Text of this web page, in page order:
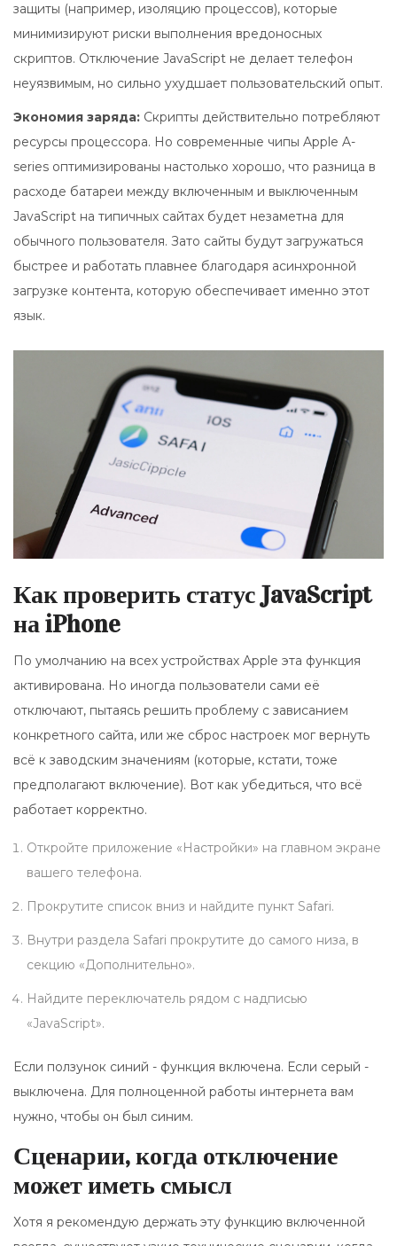
защиты (например, изоляцию процессов), которые
минимизируют риски выполнения вредоносных
скриптов. Отключение JavaScript не делает телефон
неуязвимым, но сильно ухудшает пользовательский опыт.
Экономия заряда: Скрипты действительно потребляют
ресурсы процессора. Но современные чипы Apple A-
series оптимизированы настолько хорошо, что разница в
расходе батареи между включенным и выключенным
JavaScript на типичных сайтах будет незаметна для
обычного пользователя. Зато сайты будут загружаться
быстрее и работать плавнее благодаря асинхронной
загрузке контента, которую обеспечивает именно этот
язык.
Как проверить статус JavaScript
на iPhone
По умолчанию на всех устройствах Apple эта функция
активирована. Но иногда пользователи сами её
отключают, пытаясь решить проблему с зависанием
конкретного сайта, или же сброс настроек мог вернуть
всё к заводским значениям (которые, кстати, тоже
предполагают включение). Вот как убедиться, что всё
работает корректно.
Откройте приложение «Настройки» на главном экране
вашего телефона.
Прокрутите список вниз и найдите пункт Safari.
Внутри раздела Safari прокрутите до самого низа, в
секцию «Дополнительно».
Найдите переключатель рядом с надписью
«JavaScript».
Если ползунок синий - функция включена. Если серый -
выключена. Для полноценной работы интернета вам
нужно, чтобы он был синим.
Сценарии, когда отключение
может иметь смысл
Хотя я рекомендую держать эту функцию включенной